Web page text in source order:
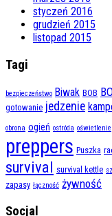
styczeń 2016
grudzień 2015
listopad 2015
Tagi
bezpieczeństwo Biwak BOB
gotowanie jedzenie
obrona ogień ostróda oświetlenie
preppers Puszka
survival survival kettle
zapasy łączność żywność
Socjal